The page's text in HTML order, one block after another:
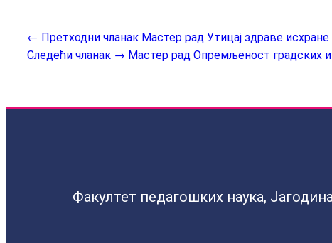
← Претходни чланак Мастер рад Утицај здраве
Следећи чланак → Мастер рад Опремљеност градских
Факултет педагошких наука, Јагодина